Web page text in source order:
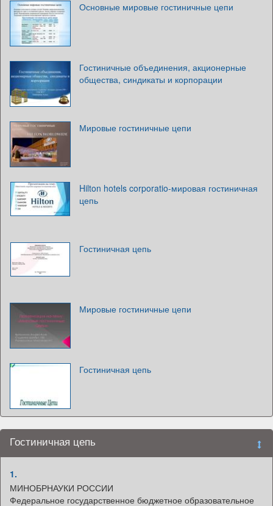
Основные мировые гостиничные цепи
Гостиничные объединения, акционерные
общества, синдикаты и корпорации
Мировые гостиничные цепи
Hilton hotels corporatio-мировая гостиничная
цепь
Гостиничная цепь
Мировые гостиничные цепи
Гостиничная цепь
Гостиничная цепь
1.
МИНОБРНАУКИ РОССИИ
Федеральное государственное бюджетное образовательное